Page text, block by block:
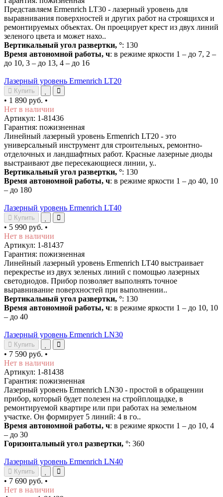
Представляем Ermenrich LT30 - лазерный уровень для
выравнивания поверхностей и других работ на строящихся и
ремонтируемых объектах. Он проецирует крест из двух линий
зеленого цвета и может нахо..
Вертикальный угол развертки, °: 130
Время автономной работы, ч: в режиме яркости 1 – до 7, 2 –
до 10, 3 – до 13, 4 – до 16
Лазерный уровень Ermenrich LT20
Купить
• 1 890 руб. •
Нет в наличии
Артикул: 1-81436
Гарантия: пожизненная
Линейный лазерный уровень Ermenrich LT20 - это
универсальный инструмент для строительных, ремонтно-
отделочных и ландшафтных работ. Красные лазерные диоды
выстраивают две пересекающиеся линии, у..
Вертикальный угол развертки, °: 130
Время автономной работы, ч: в режиме яркости 1 – до 40, 10
– до 180
Лазерный уровень Ermenrich LT40
Купить
• 5 990 руб. •
Нет в наличии
Артикул: 1-81437
Гарантия: пожизненная
Линейный лазерный уровень Ermenrich LT40 выстраивает
перекрестье из двух зеленых линий с помощью лазерных
светодиодов. Прибор позволяет выполнять точное
выравнивание поверхностей при выполнении..
Вертикальный угол развертки, °: 130
Время автономной работы, ч: в режиме яркости 1 – до 10, 10
– до 40
Лазерный уровень Ermenrich LN30
Купить
• 7 590 руб. •
Нет в наличии
Артикул: 1-81438
Гарантия: пожизненная
Лазерный уровень Ermenrich LN30 - простой в обращении
прибор, который будет полезен на стройплощадке, в
ремонтируемой квартире или при работах на земельном
участке. Он формирует 5 линий: 4 в го..
Время автономной работы, ч: в режиме яркости 1 – до 10, 4
– до 30
Горизонтальный угол развертки, °: 360
Лазерный уровень Ermenrich LN40
Купить
• 7 690 руб. •
Нет в наличии